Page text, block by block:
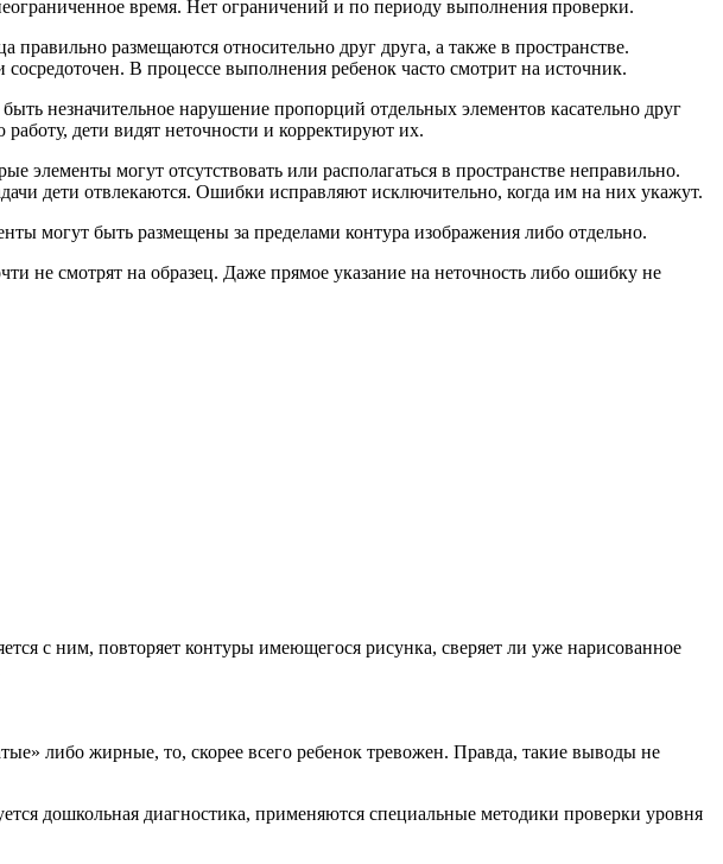
время. Нет ограничений и по периоду выполнения проверки.
размещаются относительно друг друга, а также в пространстве.
В процессе выполнения ребенок часто смотрит на источник.
незначительное нарушение пропорций отдельных элементов касательно друг
дети видят неточности и корректируют их.
элементы могут отсутствовать или располагаться в пространстве неправильно.
дети отвлекаются. Ошибки исправляют исключительно, когда им на них укажут.
могут быть размещены за пределами контура изображения либо отдельно.
не смотрят на образец. Даже прямое указание на неточность либо ошибку не
с ним, повторяет контуры имеющегося рисунка, сверяет ли уже нарисованное
либо жирные, то, скорее всего ребенок тревожен. Правда, такие выводы не
дошкольная диагностика, применяются специальные методики проверки уровня